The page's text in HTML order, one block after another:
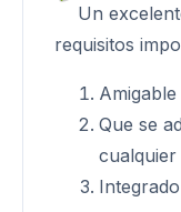
Un
requisitos
Que se
cualquier